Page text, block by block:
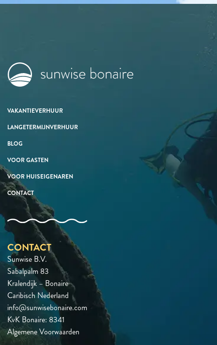
VAKANTIEVERHUUR
LANGETERMIJNVERHUUR
BLOG
VOOR GASTEN
VOOR HUISEIGENAREN
CONTACT
CONTACT
Sunwise B.V.
Sabalpalm 83
Kralendijk – Bonaire
Caribisch Nederland
info@sunwisebonaire.com
KvK Bonaire: 8341
Algemene Voorwaarden